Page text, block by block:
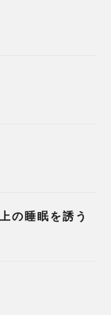
の睡眠を誘う